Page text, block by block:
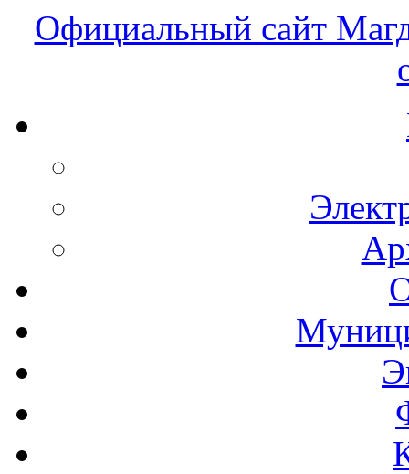
Официальный сайт